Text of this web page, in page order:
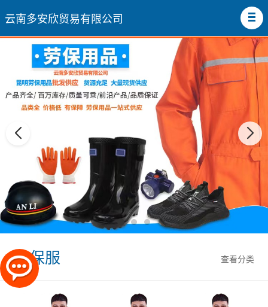
云南多安欣贸易有限公司
查看分类
劳保服